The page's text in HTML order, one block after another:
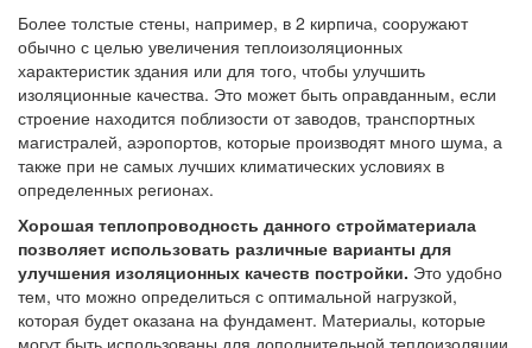
Более толстые стены, например, в 2 кирпича, сооружают
обычно с целью увеличения теплоизоляционных
характеристик здания или для того, чтобы улучшить
изоляционные качества. Это может быть оправданным, если
строение находится поблизости от заводов, транспортных
магистралей, аэропортов, которые производят много шума, а
также при не самых лучших климатических условиях в
определенных регионах.
Хорошая теплопроводность данного стройматериала
позволяет использовать различные варианты для
улучшения изоляционных качеств постройки. Это удобно
тем, что можно определиться с оптимальной нагрузкой,
которая будет оказана на фундамент. Материалы, которые
могут быть использованы для дополнительной теплоизоляции